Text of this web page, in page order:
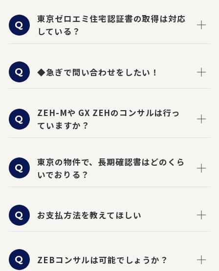
東京ゼロエミ住宅認証書の取得は対応
している？
◆急ぎで問い合わせをしたい！
ZEH-Mや GX ZEHのコンサルは行っ
ていますか？
東京の物件で、長期確認書はどのくら
いでおりる？
お支払方法を教えてほしい
ZEBコンサルは可能でしょうか？